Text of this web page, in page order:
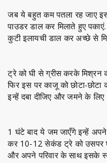
जब ये बहुत कम पतला रह जाए
पाउडर डाल कर मिलाते हुए
कुटी इलायची डाल कर अच्छे से
ट्रे को घी से ग्रीस करके मिश्रन
फिर इस पर काजू को छोटा-छोटा
इन्हें दबा दीजिए और जमने के
1 घंटे बाद ये जम जाएँगे इन्हें
कर 10-12 सेकंड ट्रे को उसपर
और अपने परिवार के साथ इसके